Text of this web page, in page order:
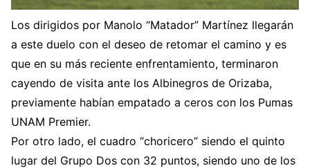
Los dirigidos por Manolo “Matador” Martínez llegarán
a este duelo con el deseo de retomar el camino y es
que en su más reciente enfrentamiento, terminaron
cayendo de visita ante los Albinegros de Orizaba,
previamente habían empatado a ceros con los Pumas
UNAM Premier.
Por otro lado, el cuadro “choricero” siendo el quinto
lugar del Grupo Dos con 32 puntos, siendo uno de los